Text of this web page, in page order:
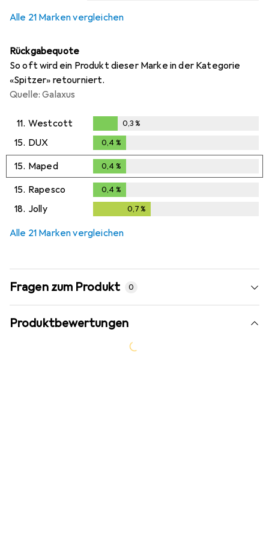
Alle 21 Marken vergleichen
Rückgabequote
So oft wird ein Produkt dieser Marke in der Kategorie
«Spitzer» retourniert.
Quelle: Galaxus
11. Westcott
0,3%
0,3%
15. DUX 0,4 %
15. Maped 0,4 %
15. Rapesco 0,4 %
18. Jolly 0,7 %
Alle 21 Marken vergleichen
Fragen zum Produkt 0
Produktbewertungen